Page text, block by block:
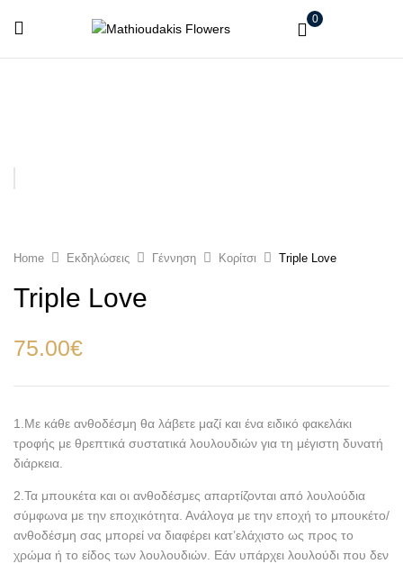
0
Home Εκδηλώσεις Γέννηση Κορίτσι Triple Love
Triple Love
75.00€
1.Με κάθε ανθοδέσμη θα λάβετε μαζί και ένα ειδικό φακελάκι
τροφής με θρεπτικά συστατικά λουλουδιών για τη μέγιστη δυνατή
διάρκεια.
2.Τα μπουκέτα και οι ανθοδέσμες απαρτίζονται από λουλούδια
σύμφωνα με την εποχικότητα. Ανάλογα με την εποχή το μπουκέτο/
ανθοδέσμη σας μπορεί να διαφέρει κατ’ελάχιστο ως προς το
χρώμα ή το είδος των λουλουδιών. Εάν υπάρχει λουλούδι που δεν